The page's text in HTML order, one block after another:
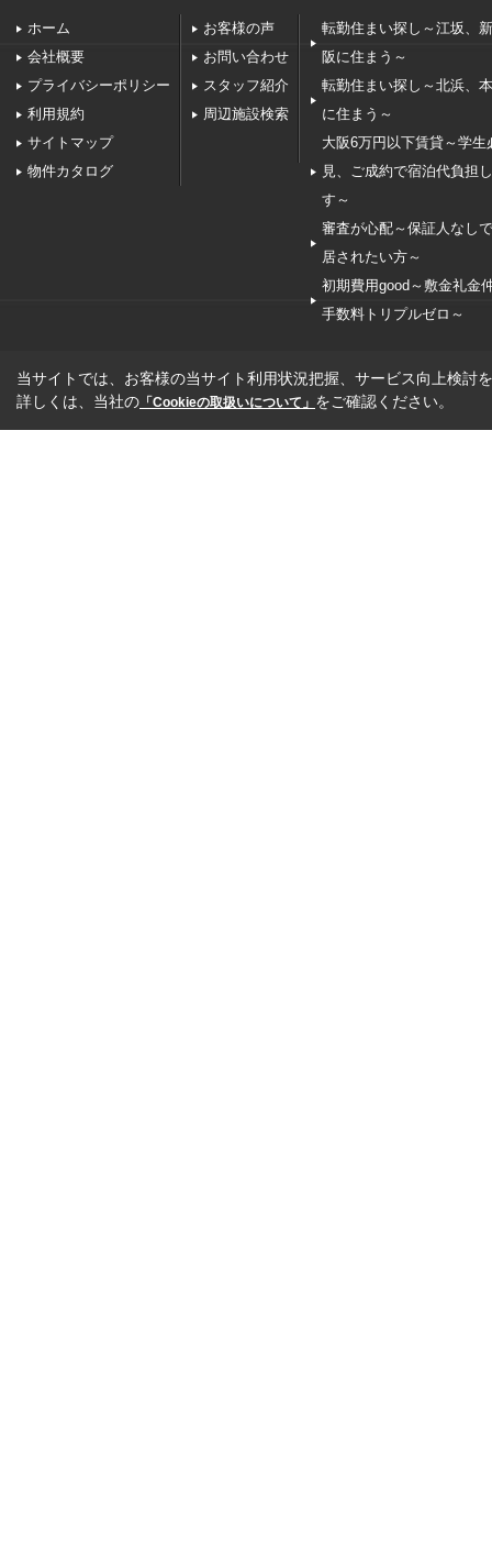
ホーム
会社概要
プライバシーポリシー
利用規約
サイトマップ
物件カタログ
お客様の声
お問い合わせ
スタッフ紹介
周辺施設検索
転勤住まい探し～江坂、
阪に住まう～
転勤住まい探し～北浜、
に住まう～
大阪6万円以下賃貸～学生
見、ご成約で宿泊代負担
す～
審査が心配～保証人なし
居されたい方～
初期費用good～敷金礼金
手数料トリプルゼロ～
当サイトでは、お客様の当サイト利用状況把握、サービス向上検討
詳しくは、当社の 「Cookieの取扱いについて」 をご確認ください。